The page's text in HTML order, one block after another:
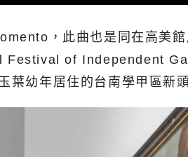
，此曲也是同在高美
of Independent
幼年居住的台南學甲區新